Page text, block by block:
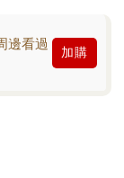
邊看過
加購